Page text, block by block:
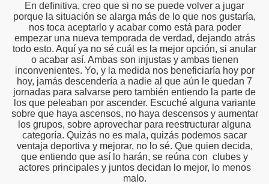
En definitiva, creo que si no se puede volver a jugar
porque la situación se alarga más de lo que nos gustaría,
nos toca aceptarlo y acabar como está para poder
empezar una nueva temporada de verdad, dejando atrás
todo esto. Aquí ya no sé cuál es la mejor opción, si anular
o acabar así. Ambas son injustas y ambas tienen
inconvenientes. Yo, y la medida nos beneficiaría hoy por
hoy, jamás descendería a nadie al que aún le quedan 7
jornadas para salvarse pero también entiendo la parte de
los que peleaban por ascender. Escuché alguna variante
sobre que haya ascensos, no haya descensos y aumentar
los grupos, sobre aprovechar para reestructurar alguna
categoría. Quizás no es mala, quizás podemos sacar
ventaja deportiva y mejorar, no lo sé. Que quien decida,
que entiendo que así lo harán, se reúna con clubes y
actores principales y juntos decidan lo mejor, lo menos
malo.